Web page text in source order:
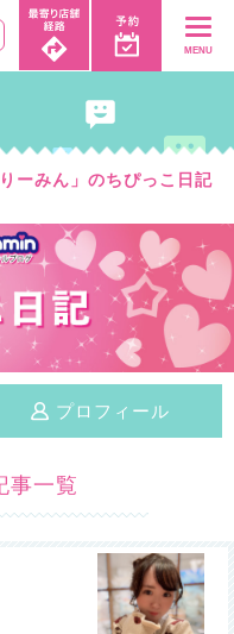
MENU
ーみん」のちぴっこ日記
プロフィール
事一覧